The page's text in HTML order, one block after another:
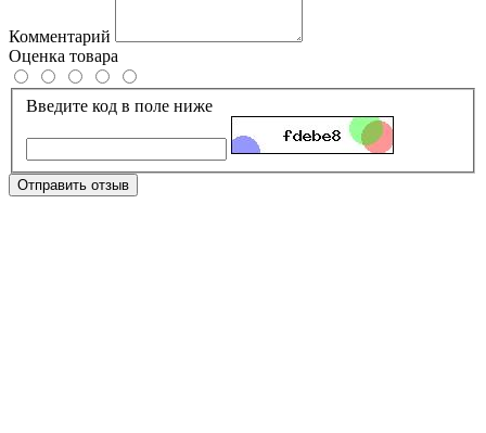
Комментарий
Оценка товара
Введите код в поле ниже
Отправить отзыв